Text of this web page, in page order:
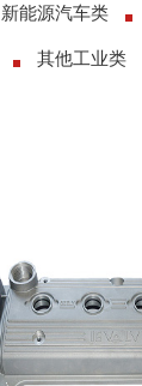
新能源汽车类
其他工业类